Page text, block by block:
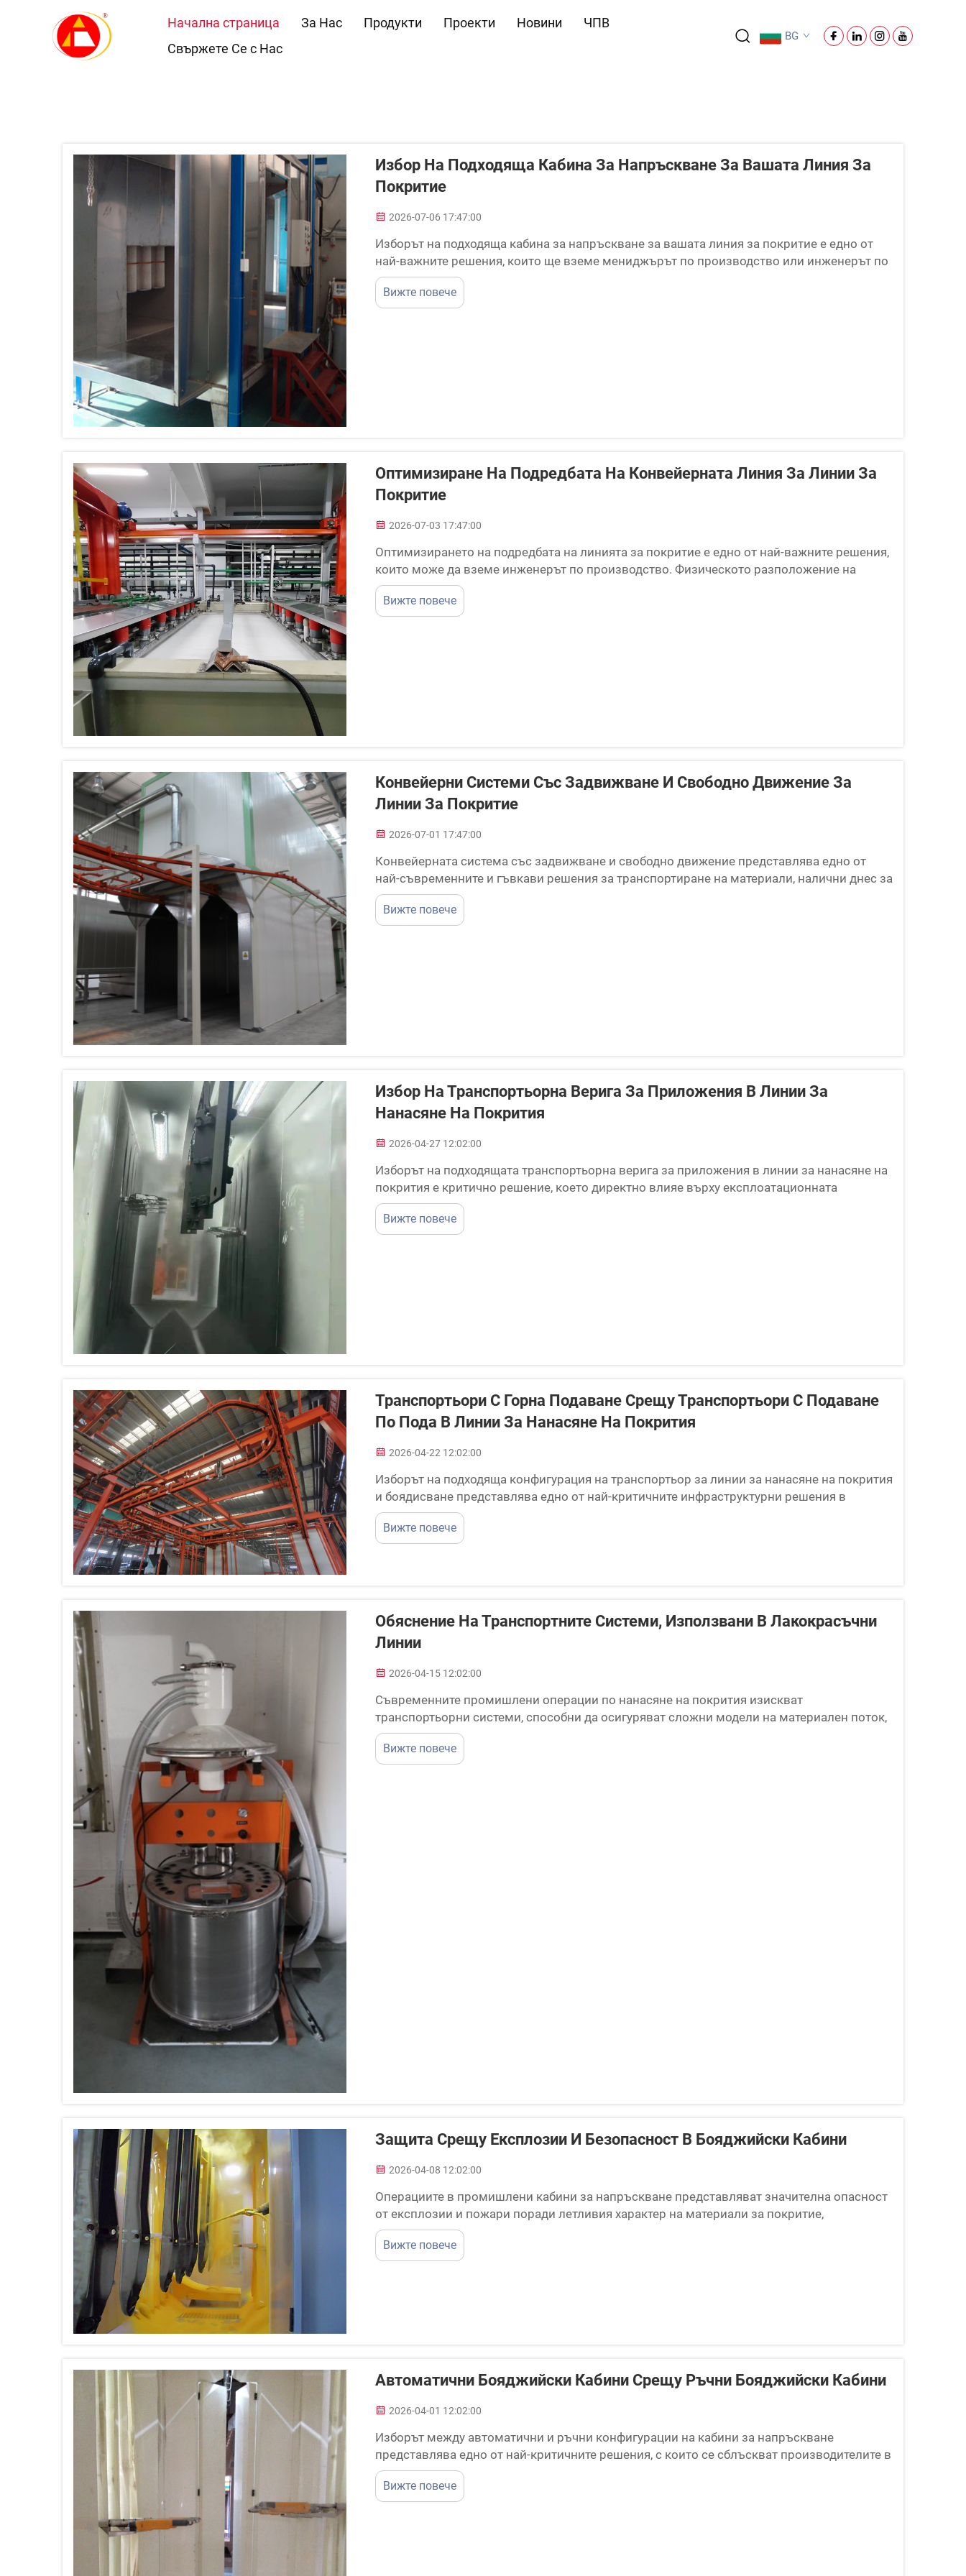
Начална страница За Нас Продукти Проекти Новини
ЧПВ
Свържете Се с Нас
BG
Избор На Подходяща Кабина За Напръскване За Вашата Линия За
Покритие
2026-07-06 17:47:00
Изборът на подходяща кабина за напръскване за вашата линия за покритие е едно от
най-важните решения, които ще вземе мениджърът по производство или инженерът по
съоръженията. Кабината за напръскване е в центъра на всяка операция по завършване
и директно влияе върху качеството на покритието, ...
Вижте повече
Оптимизиране На Подредбата На Конвейерната Линия За Линии За
Покритие
2026-07-03 17:47:00
Оптимизирането на подредбата на линията за покритие е едно от най-важните решения,
които може да вземе инженерът по производство. Физическото разположение на
вашата конвейерна инфраструктура директно определя капацитета за пропускане,
последователността в качеството на продуктите, площта на пода...
Вижте повече
Конвейерни Системи Със Задвижване И Свободно Движение За
Линии За Покритие
2026-07-01 17:47:00
Конвейерната система със задвижване и свободно движение представлява едно от
най-съвременните и гъвкави решения за транспортиране на материали, налични днес за
индустриални операции по нанасяне на покрития. За разлика от обикновените
надземни конвейери, които преместват всички части с фиксирана и еднаква скорост,
една p...
Вижте повече
Избор На Транспортьорна Верига За Приложения В Линии За
Нанасяне На Покрития
2026-04-27 12:02:00
Изборът на подходящата транспортьорна верига за приложения в линии за нанасяне на
покрития е критично решение, което директно влияе върху експлоатационната
ефективност, качеството на продукта и дългосрочните разходи за поддръжка.
Сложността на съвременните процеси за нанасяне на покрития изисква
транспортьорни решения...
Вижте повече
Транспортьори С Горна Подаване Срещу Транспортьори С Подаване
По Пода В Линии За Нанасяне На Покрития
2026-04-22 12:02:00
Изборът на подходяща конфигурация на транспортьор за линии за нанасяне на покрития
и боядисване представлява едно от най-критичните инфраструктурни решения в
промишлените операции по довършителна обработка. Изборът между системи за
транспортьори с горна подаване и алтернативни транспортьори, монтирани на пода,
директно...
Вижте повече
Обяснение На Транспортните Системи, Използвани В Лакокрасъчни
Линии
2026-04-15 12:02:00
Съвременните промишлени операции по нанасяне на покрития изискват
транспортьорни системи, способни да осигуряват сложни модели на материален поток,
да обработват продукти с различни размери и да гарантират прецизно спазване на
технологичното време. Разбирането на различните транспортьорни технологии,
използвани в линии за нанасяне на покрития, е съществено за...
Вижте повече
Защита Срещу Експлозии И Безопасност В Бояджийски Кабини
2026-04-08 12:02:00
Операциите в промишлени кабини за напръскване представляват значителна опасност
от експлозии и пожари поради летливия характер на материали за покритие,
разтворители и атомизирани частици боя. Разбирането и прилагането на комплексни
мерки за защита срещу експлозии и безопасност...
Вижте повече
Автоматични Бояджийски Кабини Срещу Ръчни Бояджийски Кабини
2026-04-01 12:02:00
Изборът между автоматични и ръчни конфигурации на кабини за напръскване
представлява едно от най-критичните решения, с които се сблъскват производителите в
операциите по повърхностно финиране. Този избор директно влияе върху
производствената мощност, последователността на качеството на покритието, труда...
Вижте повече